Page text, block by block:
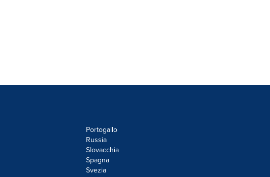
Portogallo
Russia
Slovacchia
Spagna
Svezia